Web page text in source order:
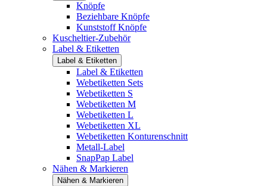
Knöpfe
Beziehbare Knöpfe
Kunststoff Knöpfe
Kuscheltier-Zubehör
Label & Etiketten
Label & Etiketten
Label & Etiketten
Webetiketten Sets
Webetiketten S
Webetiketten M
Webetiketten L
Webetiketten XL
Webetiketten Konturenschnitt
Metall-Label
SnapPap Label
Nähen & Markieren
Nähen & Markieren